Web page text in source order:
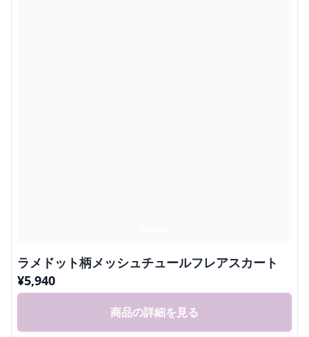
ラメドット柄メッシュチュールフレアスカート
¥5,940
商品の詳細を見る